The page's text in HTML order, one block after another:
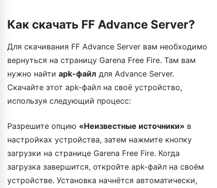
Как скачать FF Advance Server?
Для скачивания FF Advance Server вам необходимо
вернуться на страницу Garena Free Fire. Там вам
нужно найти apk-файл для Advance Server.
Скачайте этот apk-файл на своё устройство,
используя следующий процесс:
Разрешите опцию «Неизвестные источники» в
настройках устройства, затем нажмите кнопку
загрузки на странице Garena Free Fire. Когда
загрузка завершится, откройте apk-файл на своём
устройстве. Установка начнётся автоматически,